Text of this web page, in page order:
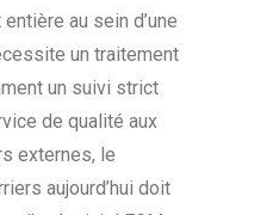
au sein d’une
un traitement
un suivi strict
de qualité aux
externes, le
aujourd’hui doit